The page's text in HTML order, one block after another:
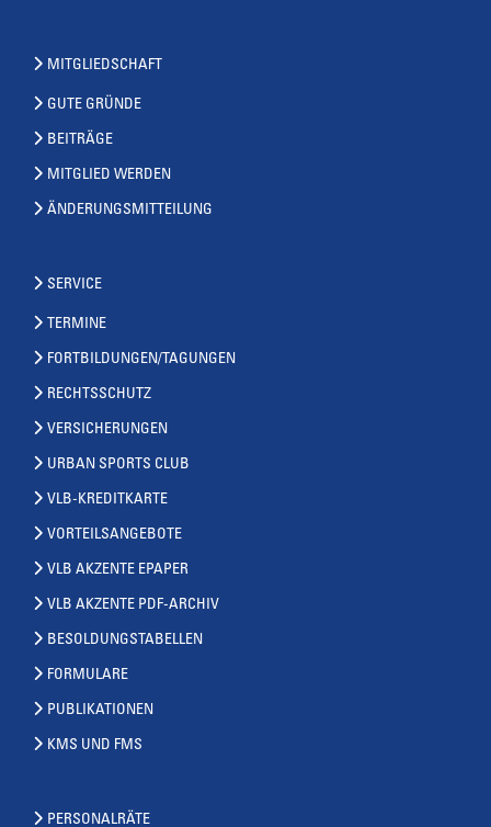
MITGLIEDSCHAFT
GUTE GRÜNDE
BEITRÄGE
MITGLIED WERDEN
ÄNDERUNGSMITTEILUNG
SERVICE
TERMINE
FORTBILDUNGEN/TAGUNGEN
RECHTSSCHUTZ
VERSICHERUNGEN
URBAN SPORTS CLUB
VLB-KREDITKARTE
VORTEILSANGEBOTE
VLB AKZENTE EPAPER
VLB AKZENTE PDF-ARCHIV
BESOLDUNGSTABELLEN
FORMULARE
PUBLIKATIONEN
KMS UND FMS
PERSONALRÄTE